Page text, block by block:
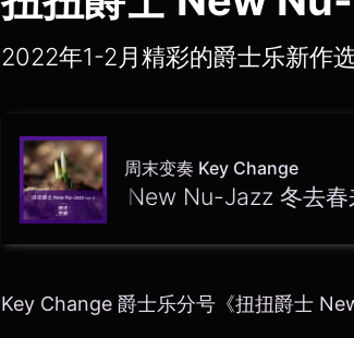
2022年1-2月精彩的爵士乐新作
周末变奏 Key Change
扭扭爵士 New Nu-Jazz 冬去春来
Key Change 爵士乐分号《扭扭爵士